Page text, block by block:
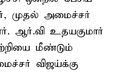
முதல் அமைச்சர்
ஆர்.வி உதயகுமார்
மீண்டும்
விஜய்க்கு